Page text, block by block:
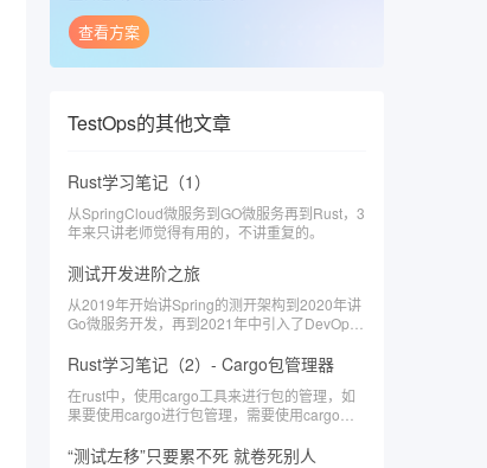
查看方案
TestOps的其他文章
Rust学习笔记（1）
​从SpringCloud微服务到GO微服务再到Rust，3
年来只讲老师觉得有用的，不讲重复的。
测试开发进阶之旅
从2019年开始讲Spring的测开架构到2020年讲
Go微服务开发，再到2021年中引入了DevOps
门课程的定义，所以也对于讲师提出了讲自己觉
得有用的东西的定位，也就有了下面的讲师总
结。
Rust学习笔记（2）- Cargo包管理器
在rust中，使用cargo工具来进行包的管理，如
果要使用cargo进行包管理，需要使用cargo命
“测试左移”只要累不死 就卷死别人